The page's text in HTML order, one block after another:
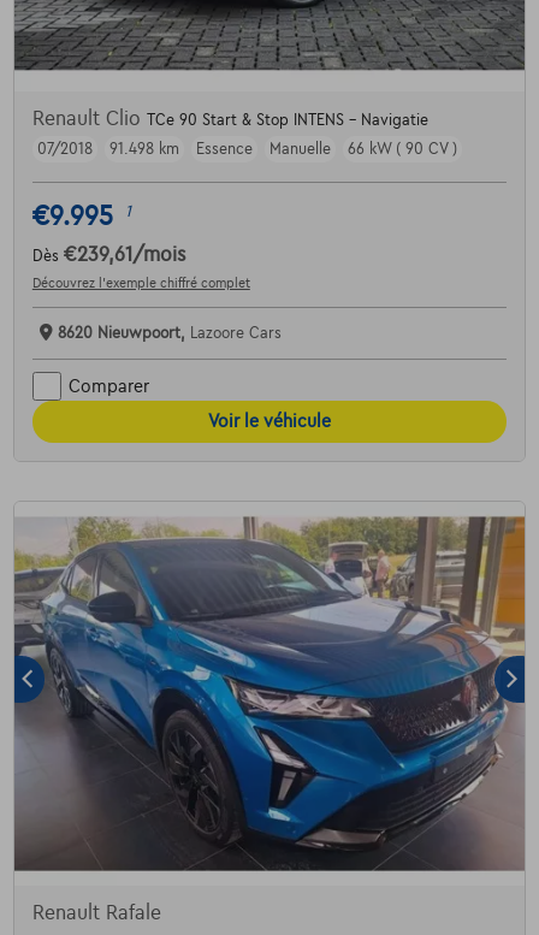
Renault Clio
TCe 90 Start & Stop INTENS - Navigatie
07/2018
91.498 km Essence Manuelle 66 kW ( 90 CV )
€9.995 1
Dès €239,61 /mois
Découvrez l’exemple chiffré complet
8620 Nieuwpoort, Lazoore Cars
Comparer
Voir le véhicule
Renault Rafale